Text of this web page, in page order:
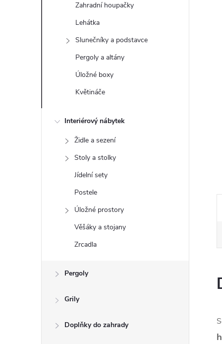
Zahradní houpačky
Lehátka
Slunečníky a podstavce
Pergoly a altány
Úložné boxy
Květináče
Interiérový nábytek
Židle a sezení
Stoly a stolky
Jídelní sety
Postele
Úložné prostory
Věšáky a stojany
Zrcadla
Pergoly
Grily
Doplňky do zahrady